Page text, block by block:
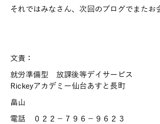
それではみなさん、次回のブログでまたお
文責：
就労準備型 放課後等デイサービス
Rickeyアカデミー仙台あすと長町
畠山
電話 ０２２－７９６－９６２３